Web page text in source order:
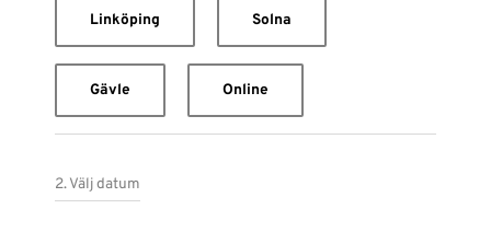
Linköping Solna
Gävle Online
2. Välj datum